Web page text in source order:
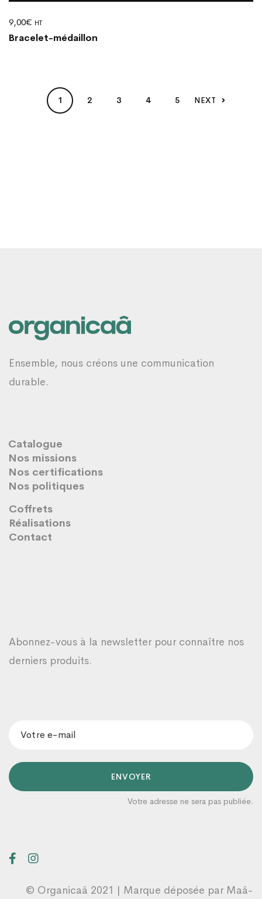
9,00€ HT
Bracelet-médaillon
1 2 3 4 5 NEXT
Ensemble, nous créons une communication
durable.
Catalogue
Nos missions
Nos certifications
Nos politiques
Coffrets
Réalisations
Contact
Abonnez-vous à la newsletter pour connaître nos
derniers produits.
ENVOYER
Votre adresse ne sera pas publiée.
© Organicaâ 2021 | Marque déposée par Maâ-